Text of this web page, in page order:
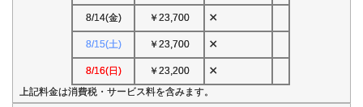
8/14(金) ￥23,700 ×
8/15(土) ￥23,700 ×
8/16(日) ￥23,200 ×
上記料金は消費税・サービス料を含みます。